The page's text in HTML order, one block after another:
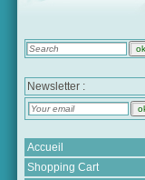
Newsletter :
Accueil
Shopping Cart